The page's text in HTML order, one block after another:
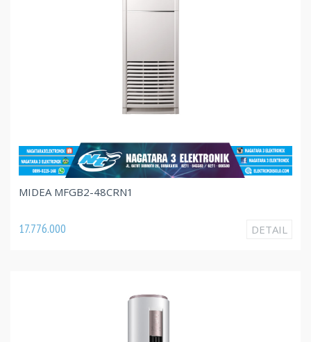
MIDEA MFGB2-48CRN1
17.776.000 DETAIL